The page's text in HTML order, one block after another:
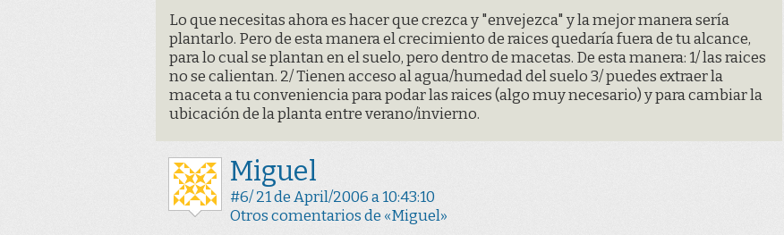
Lo que necesitas ahora es hacer que crezca y "envejezca" y la mejor manera sería
plantarlo. Pero de esta manera el crecimiento de raices quedaría fuera de tu alcance,
para lo cual se plantan en el suelo, pero dentro de macetas. De esta manera: 1/ las raices
no se calientan. 2/ Tienen acceso al agua/humedad del suelo 3/ puedes extraer la
maceta a tu conveniencia para podar las raices (algo muy necesario) y para cambiar la
ubicación de la planta entre verano/invierno.
Miguel
#6/ 21 de April/2006 a 10:43:10
Otros comentarios de «Miguel»